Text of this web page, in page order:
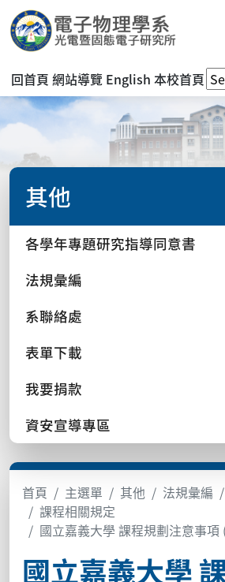
回首頁 網站導覽 English 本校首頁
其他
各學年專題研究指導同意書
法規彙編
系聯絡處
表單下載
我要捐款
資安宣導專區
首頁 主選單 其他 法規彙編
課程相關規定
國立嘉義大學 課程規劃注意事項
國立嘉義大學